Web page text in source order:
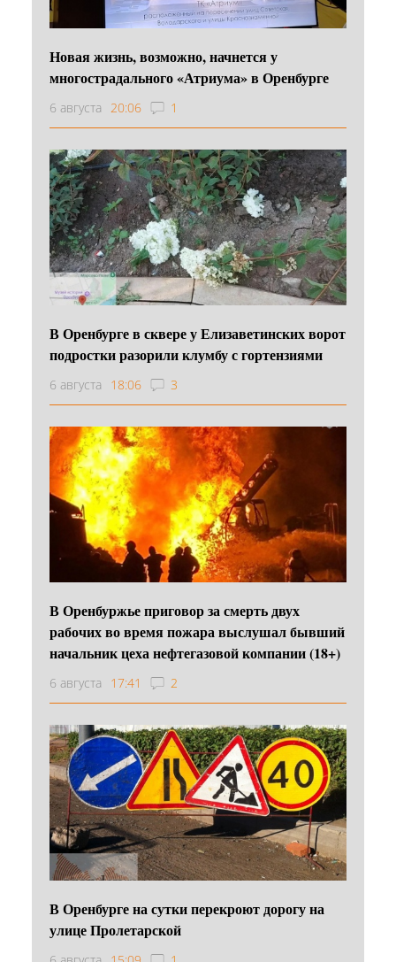
Новая жизнь, возможно, начнется у
многострадального «Атриума» в Оренбурге
6 августа 20:06 1
В Оренбурге в сквере у Елизаветинских ворот
подростки разорили клумбу с гортензиями
6 августа 18:06 3
В Оренбуржье приговор за смерть двух
рабочих во время пожара выслушал бывший
начальник цеха нефтегазовой компании (18+)
6 августа 17:41 2
В Оренбурге на сутки перекроют дорогу на
улице Пролетарской